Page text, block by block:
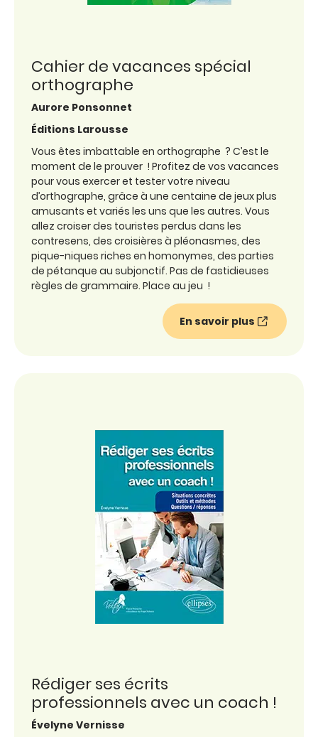
Cahier de vacances spécial
orthographe
Aurore Ponsonnet
Éditions Larousse
Vous êtes imbattable en orthographe ? C’est le
moment de le prouver ! Profitez de vos vacances
pour vous exercer et tester votre niveau
d’orthographe, grâce à une centaine de jeux plus
amusants et variés les uns que les autres. Vous
allez croiser des touristes perdus dans les
contresens, des croisières à pléonasmes, des
pique-niques riches en homonymes, des parties
de pétanque au subjonctif. Pas de fastidieuses
règles de grammaire. Place au jeu !
En savoir plus
Rédiger ses écrits
professionnels avec un coach !
Évelyne Vernisse